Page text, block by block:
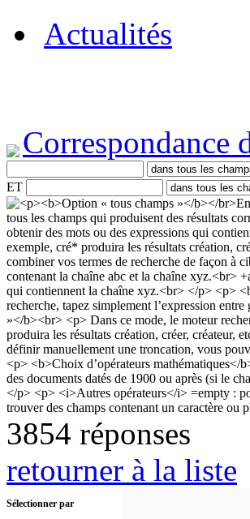
Actualités
Correspondance
ET
3854 réponses
retourner à la liste
Sélectionner par